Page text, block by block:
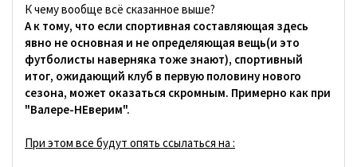
К чему вообще всё сказанное выше?
А к тому, что если спортивная составляющая здесь
явно не основная и не определяющая вещь(и это
футболисты наверняка тоже знают), спортивный
итог, ожидающий клуб в первую половину нового
сезона, может оказаться скромным. Примерно как при
"Валере-НЕверим".
При этом все будут опять ссылаться на :